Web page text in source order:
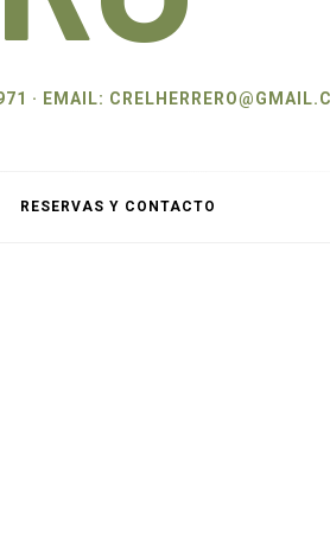
· EMAIL:
RESERVAS Y CONTACTO